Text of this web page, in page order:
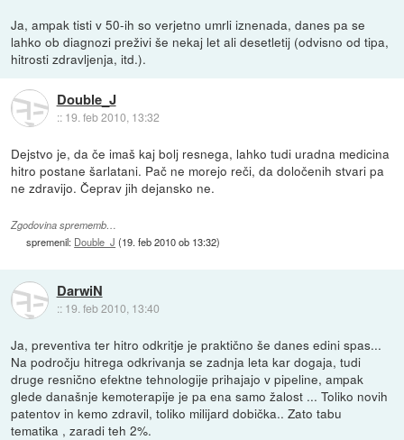
Ja, ampak tisti v 50-ih so verjetno umrli iznenada, danes pa se
lahko ob diagnozi preživi še nekaj let ali desetletij (odvisno od tipa,
hitrosti zdravljenja, itd.).
Double_J
:: 19. feb 2010, 13:32
Dejstvo je, da če imaš kaj bolj resnega, lahko tudi uradna medicina
hitro postane šarlatani. Pač ne morejo reči, da določenih stvari pa
ne zdravijo. Čeprav jih dejansko ne.
Zgodovina sprememb…
spremenil: Double_J (19. feb 2010 ob 13:32)
DarwiN
:: 19. feb 2010, 13:40
Ja, preventiva ter hitro odkritje je praktično še danes edini spas...
Na področju hitrega odkrivanja se zadnja leta kar dogaja, tudi
druge resnično efektne tehnologije prihajajo v pipeline, ampak
glede današnje kemoterapije je pa ena samo žalost ... Toliko novih
patentov in kemo zdravil, toliko milijard dobička.. Zato tabu
tematika , zaradi teh 2%.